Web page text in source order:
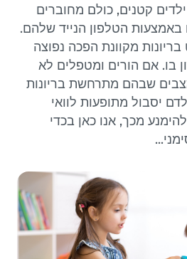
קטנים, כולם מחוברים
הטלפון הנייד שלהם.
בריונות מקוונת הפכה נפוצה
בו. אם הורים ומטפלים לא
שבהם מתרחשת בריונות
יסבול מתופעות לוואי
מכך, אנו כאן בכדי